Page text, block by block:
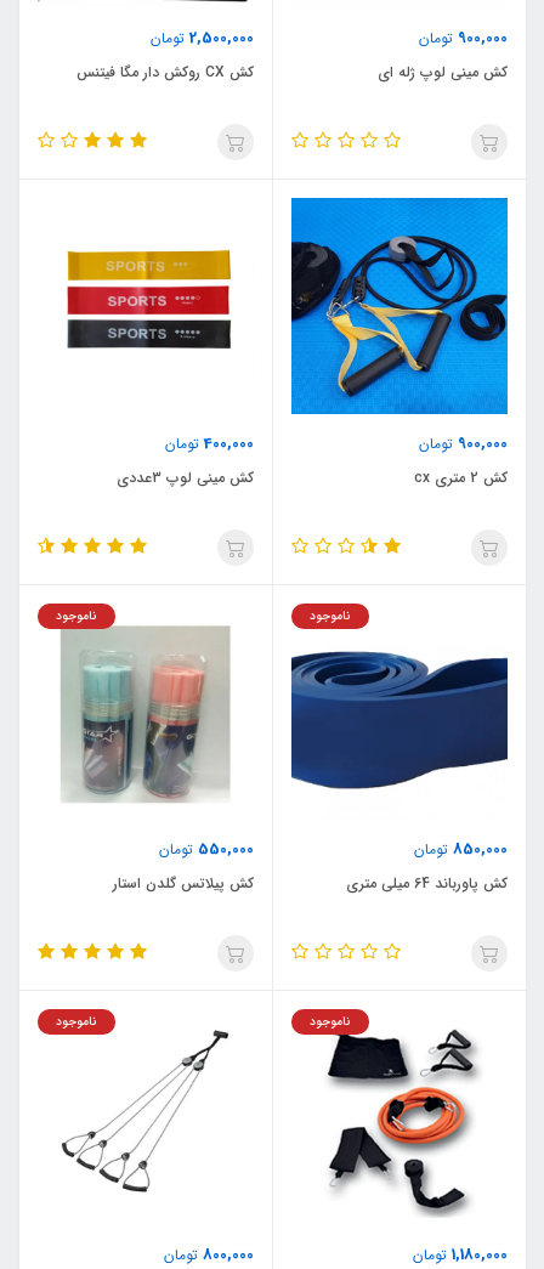
900,000 تومان
کش مینی لوپ ژله ای
2,500,000 تومان
کش CX روکش دار مگا فیتنس
900,000 تومان
کش 2 متری cx
400,000تومان
کش مینی لوپ 3عددی
850,000 تومان
ناموجود
کش پاورباند 64 میلی متری
550,000 تومان
ناموجود
کش پیلاتس گلدن استار
1,180,000 تومان
ناموجود
800,000 تومان
ناموجود